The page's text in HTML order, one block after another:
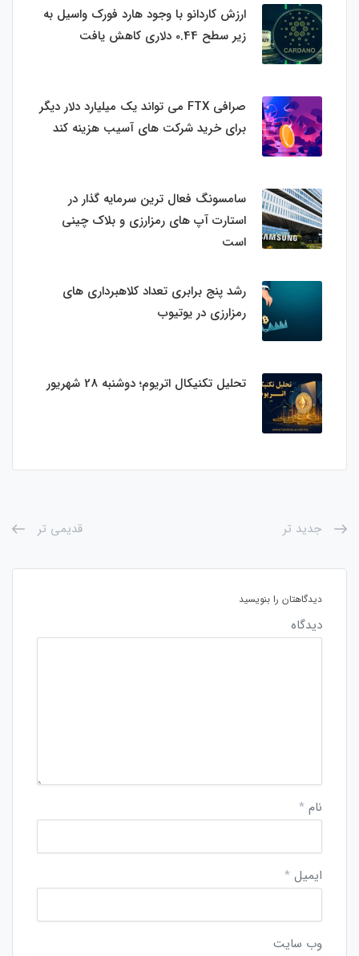
ارزش کاردانو با وجود هارد فورک واسیل به
زیر سطح 0.44 دلاری کاهش یافت
صرافی FTX می تواند یک میلیارد دلار دیگر
برای خرید شرکت های آسیب هزینه کند
سامسونگ فعال‌ ترین سرمایه‌ گذار در
استارت‌ آپ‌ های رمزارزی و بلاک چینی
است
رشد پنج برابری تعداد کلاهبرداری های
رمزارزی در یوتیوب
تحلیل تکنیکال اتریوم؛ دوشنبه 28 شهریور
جدید تر قدیمی تر
دیدگاهتان را بنویسید
دیدگاه
نام *
ایمیل *
وب‌ سایت